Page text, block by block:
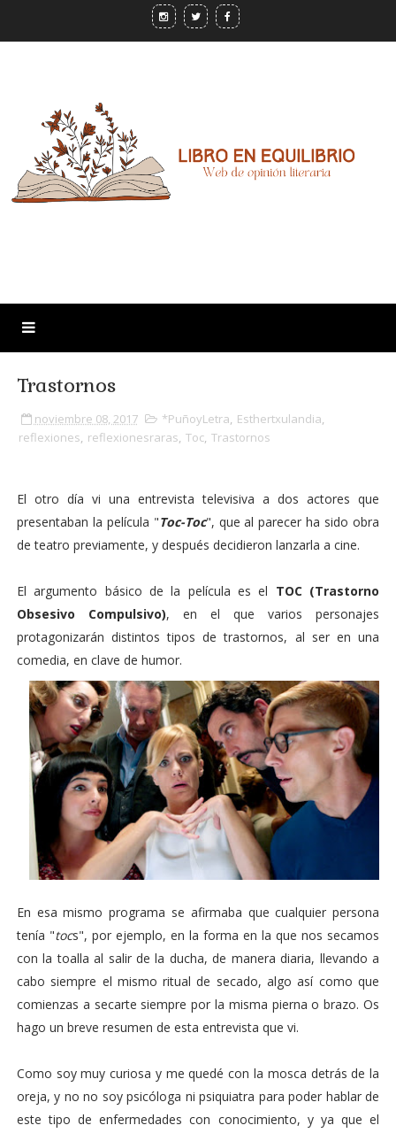
Trastornos
noviembre 08, 2017 *PuñoyLetra, Esthertxulandia,
reflexiones, reflexionesraras, Toc, Trastornos
El otro día vi una entrevista televisiva a dos actores que
presentaban la película "Toc-Toc", que al parecer ha sido obra
de teatro previamente, y después decidieron lanzarla a cine.
El argumento básico de la película es el TOC (Trastorno
Obsesivo Compulsivo), en el que varios personajes
protagonizarán distintos tipos de trastornos, al ser en una
comedia, en clave de humor.
En esa mismo programa se afirmaba que cualquier persona
tenía "tocs", por ejemplo, en la forma en la que nos secamos
con la toalla al salir de la ducha, de manera diaria, llevando a
cabo siempre el mismo ritual de secado, algo así como que
comienzas a secarte siempre por la misma pierna o brazo. Os
hago un breve resumen de esta entrevista que vi.
Como soy muy curiosa y me quedé con la mosca detrás de la
oreja, y no no soy psicóloga ni psiquiatra para poder hablar de
este tipo de enfermedades con conocimiento, y ya que el